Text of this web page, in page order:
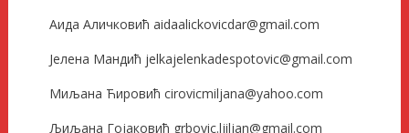
Аида Аличковић aidaalickovicdar@gmail.com
Јелена Мандић jelkajelenkadespotovic@gmail.com
Миљана Ћировић cirovicmiljana@yahoo.com
Љиљана Гојаковић grbovic.ljiljan@gmail.com